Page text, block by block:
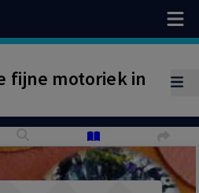
fijne motoriek in